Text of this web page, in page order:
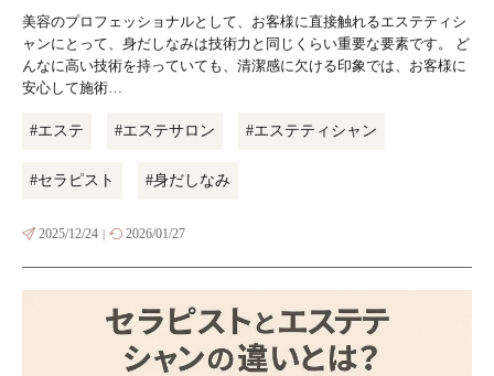
美容のプロフェッショナルとして、お客様に直接触れるエステティシ
ャンにとって、身だしなみは技術力と同じくらい重要な要素です。 ど
んなに高い技術を持っていても、清潔感に欠ける印象では、お客様に
安心して施術…
#エステ #エステサロン #エステティシャン
#セラピスト #身だしなみ
2025/12/24 | 2026/01/27